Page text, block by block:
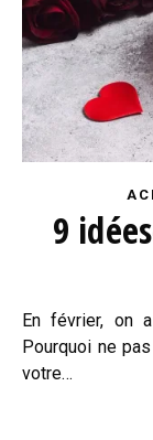
9
En février, on a tous particulièrement besoin d’amour!
Pourquoi ne
votre…